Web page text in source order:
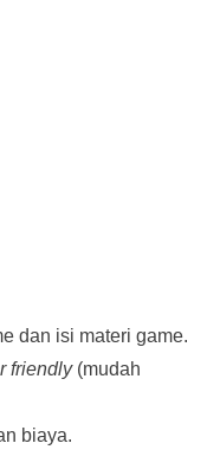
dan isi materi game.
friendly(mudah
biaya.